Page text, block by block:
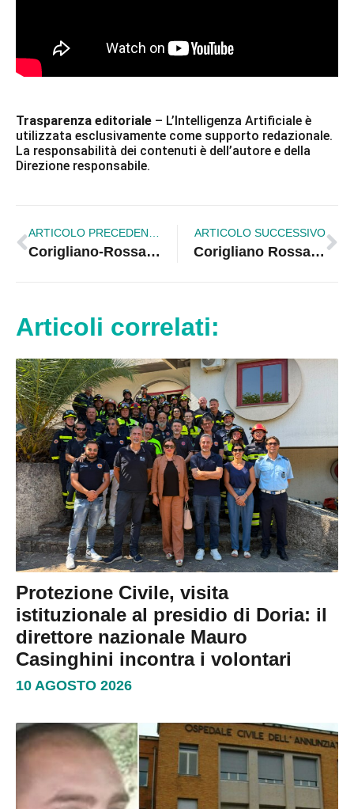
Trasparenza editoriale – L’Intelligenza Artificiale è
utilizzata esclusivamente come supporto redazionale.
La responsabilità dei contenuti è dell’autore e della
Direzione responsabile.
ARTICOLO PRECEDENTE
Corigliano-Rossano, al Teatro Paolella arriva la commedia “‘Na mugghieri femminista”
ARTICOLO SUCCESSIVO
Corigliano Rossano, sicurezza e legalità al centro del convegno promosso da NSC e SIAP
Articoli correlati:
Protezione Civile, visita
istituzionale al presidio di Doria: il
direttore nazionale Mauro
Casinghini incontra i volontari
10 AGOSTO 2026